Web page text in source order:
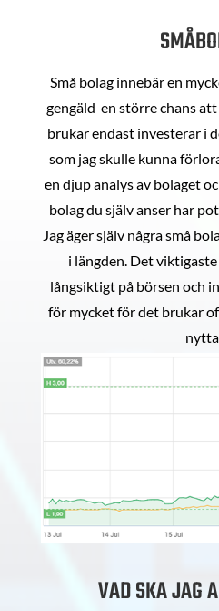
Små bolag innebär en
gengäld en större chans
brukar endast investerar i
som jag skulle kunna
en djup analys av bolaget
bolag du själv anser har
Jag äger själv några små
i längden. Det
långsiktigt på börsen och
för mycket för det brukar
VAD SKA JAG